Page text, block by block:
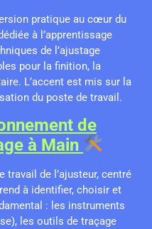
pratique au cœur du
à l’apprentissage
de l’ajustage
pour la finition, la
L’accent est mis sur la
du poste de travail.
de
à Main
travail de l’ajusteur, centré
à identifier, choisir et
: les instruments
les outils de traçage